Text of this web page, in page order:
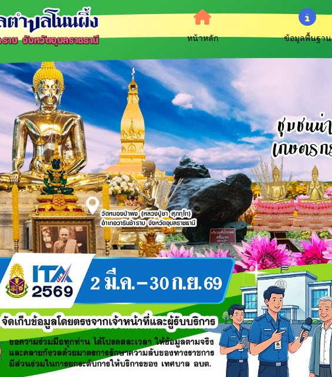
หน้าหลัก ข้อมูลพื้นฐาน